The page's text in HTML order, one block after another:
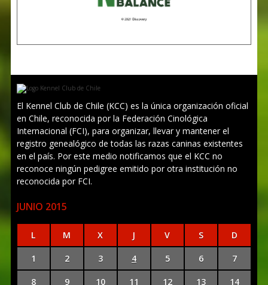
El Kennel Club de Chile (KCC) es la única organización oficial
en Chile, reconocida por la Federación Cinológica
Internacional (FCI), para organizar, llevar y mantener el
registro genealógico de todas las razas caninas existentes
en el país. Por este medio notificamos que el KCC no
reconoce ningún pedigree emitido por otra institución no
reconocida por FCI.
JUNIO 2015
L M X J V S D
1 2 3 4 5 6 7
8 9 10 11 12 13 14